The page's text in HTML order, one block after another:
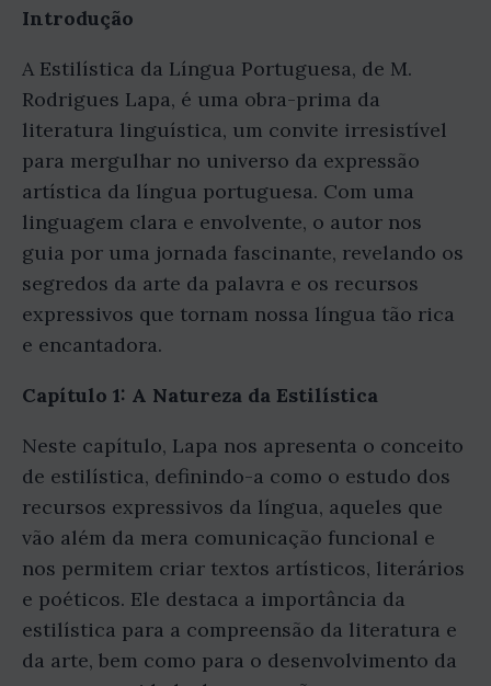
Introdução
A Estilística da Língua Portuguesa, de M.
Rodrigues Lapa, é uma obra-prima da
literatura linguística, um convite irresistível
para mergulhar no universo da expressão
artística da língua portuguesa. Com uma
linguagem clara e envolvente, o autor nos
guia por uma jornada fascinante, revelando os
segredos da arte da palavra e os recursos
expressivos que tornam nossa língua tão rica
e encantadora.
Capítulo 1: A Natureza da Estilística
Neste capítulo, Lapa nos apresenta o conceito
de estilística, definindo-a como o estudo dos
recursos expressivos da língua, aqueles que
vão além da mera comunicação funcional e
nos permitem criar textos artísticos, literários
e poéticos. Ele destaca a importância da
estilística para a compreensão da literatura e
da arte, bem como para o desenvolvimento da